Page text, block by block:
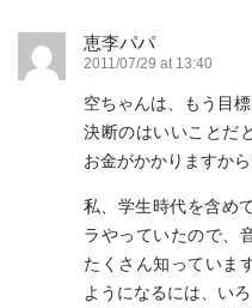
恵李パパ
2011/07/29 at 13:40
空ちゃんは、もう目標
決断のはいいことだ
お金がかかりますから
私、学生時代を含め
ラやっていたので、
たくさん知っていま
ようになるには、い